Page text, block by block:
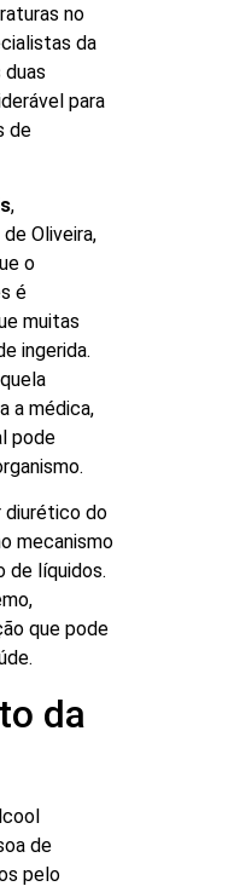
no
da
duas
para
de
,
Oliveira,
o
é
muitas
ingerida.
a médica,
pode
diurético do
mecanismo
de líquidos.
que pode
da
de
pelo